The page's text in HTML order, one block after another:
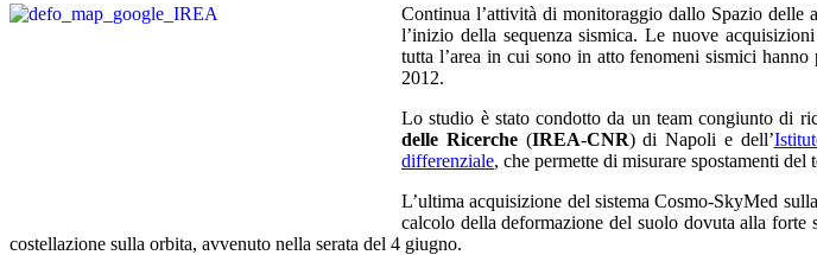
Continua l’attività di monitoraggio dallo Spazio delle
l’inizio della sequenza sismica. Le nuove
tutta l’area in cui sono in atto fenomeni sismici
2012.
Lo studio è stato condotto da un team congiunto di
delle Ricerche(IREA-CNR) di Napoli e dell’
differenziale, che permette di misurare spostamenti
L’ultima acquisizione del sistema Cosmo-SkyMed
calcolo della deformazione del suolo dovuta alla
costellazione sulla orbita, avvenuto nella serata del 4 giugno.